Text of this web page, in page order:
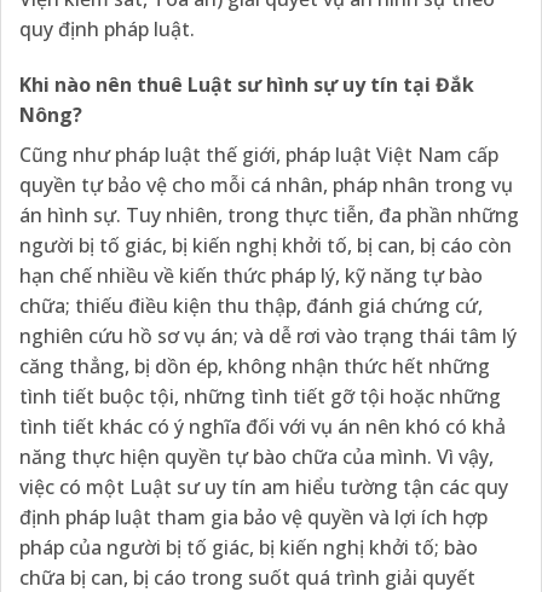
quy định pháp luật.
Khi nào nên thuê Luật sư hình sựuy tín tại Đắk
Nông?
Cũng như pháp luật thế giới, pháp luật Việt Nam cấp
quyền tự bảo vệ cho mỗi cá nhân, pháp nhân trong vụ
án hình sự. Tuy nhiên, trong thực tiễn, đa phần những
người bị tố giác, bị kiến nghị khởi tố, bị can, bị cáo còn
hạn chế nhiều về kiến thức pháp lý, kỹ năng tự bào
chữa; thiếu điều kiện thu thập, đánh giá chứng cứ,
nghiên cứu hồ sơ vụ án; và dễ rơi vào trạng thái tâm lý
căng thẳng, bị dồn ép, không nhận thức hết những
tình tiết buộc tội, những tình tiết gỡ tội hoặc những
tình tiết khác có ý nghĩa đối với vụ án nên khó có khả
năng thực hiện quyền tự bào chữa của mình. Vì vậy,
việc có một Luật sư uy tín am hiểu tường tận các quy
định pháp luật tham gia bảo vệ quyền và lợi ích hợp
pháp của người bị tố giác, bị kiến nghị khởi tố; bào
chữa bị can, bị cáo trong suốt quá trình giải quyết